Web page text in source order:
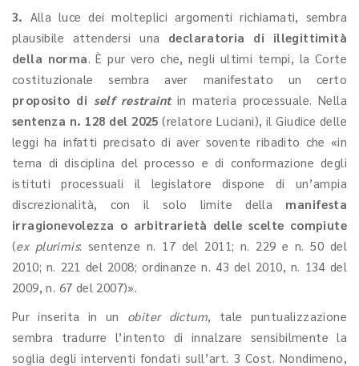
3. Alla luce dei molteplici argomenti richiamati, sembra
plausibile attendersi una declaratoria di illegittimità
della norma . È pur vero che, negli ultimi tempi, la Corte
costituzionale sembra aver manifestato un certo
proposito di self restraintin materia processuale. Nella
sentenza n. 128 del 2025 (relatore Luciani), il Giudice delle
leggi ha infatti precisato di aver sovente ribadito che «in
tema di disciplina del processo e di conformazione degli
istituti processuali il legislatore dispone di un’ampia
discrezionalità, con il solo limite della manifesta
irragionevolezza o arbitrarietà delle scelte compiute
(ex plurimis: sentenze n. 17 del 2011; n. 229 e n. 50 del
2010; n. 221 del 2008; ordinanze n. 43 del 2010, n. 134 del
2009, n. 67 del 2007)».
Pur inserita in un obiter dictum , tale puntualizzazione
sembra tradurre l’intento di innalzare sensibilmente la
soglia degli interventi fondati sull’art. 3 Cost. Nondimeno,